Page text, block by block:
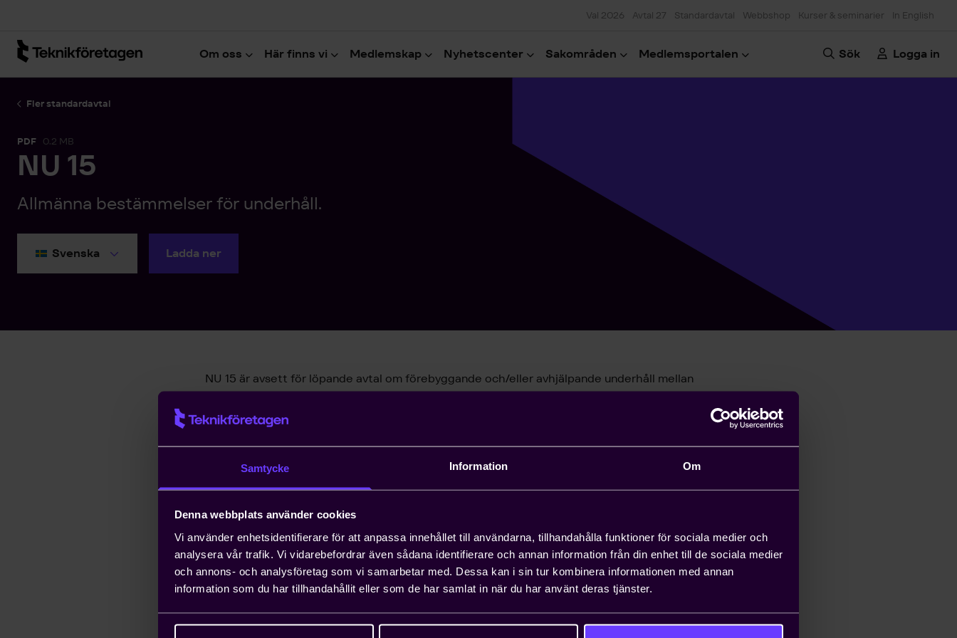
Samtycke Information Om
Denna webbplats använder cookies
Vi använder enhetsidentifierare för att anpassa innehållet till användarna, tillhandahålla funktioner för sociala medier och
analysera vår trafik. Vi vidarebefordrar även sådana identifierare och annan information från din enhet till de sociala medier
och annons- och analysföretag som vi samarbetar med. Dessa kan i sin tur kombinera informationen med annan
information som du har tillhandahållit eller som de har samlat in när du har använt deras tjänster.
Val 2026 Avtal 27 Standardavtal Webbshop Kurser & seminarier In English
Om oss Här finns vi Medlemskap Nyhetscenter Sakområden Medlemsportalen Sök Logga in
Fler standardavtal
PDF 0.2 MB
NU 15
Allmänna bestämmelser för underhåll.
Ladda ner
NU 15 är avsett för löpande avtal om förebyggande och/eller avhjälpande underhåll mellan
teknikföretag. Det är avsett att tillämpas inom Norden. Till de allmänna bestämmelserna finns även
en kontraktsbilaga.
Språk: svenska och engelska
Formuläret är ett hjälpmedel för de företag som tillämpar NU 15. Det fungerar också som en
checklista med avseende på vilka frågor som bör regleras individuellt.
Ladda också ner
PDF0.3 MB